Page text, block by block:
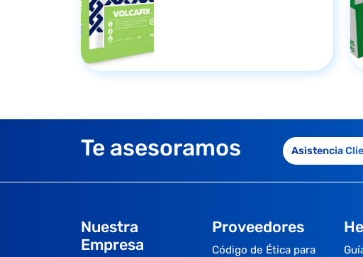
Te asesoramos Asistencia
Nuestra
Empresa
Proveedores
Código de Ética para